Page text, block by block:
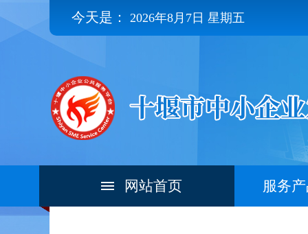
今天是： 2026年8月7日 星期五
网站首页 服务